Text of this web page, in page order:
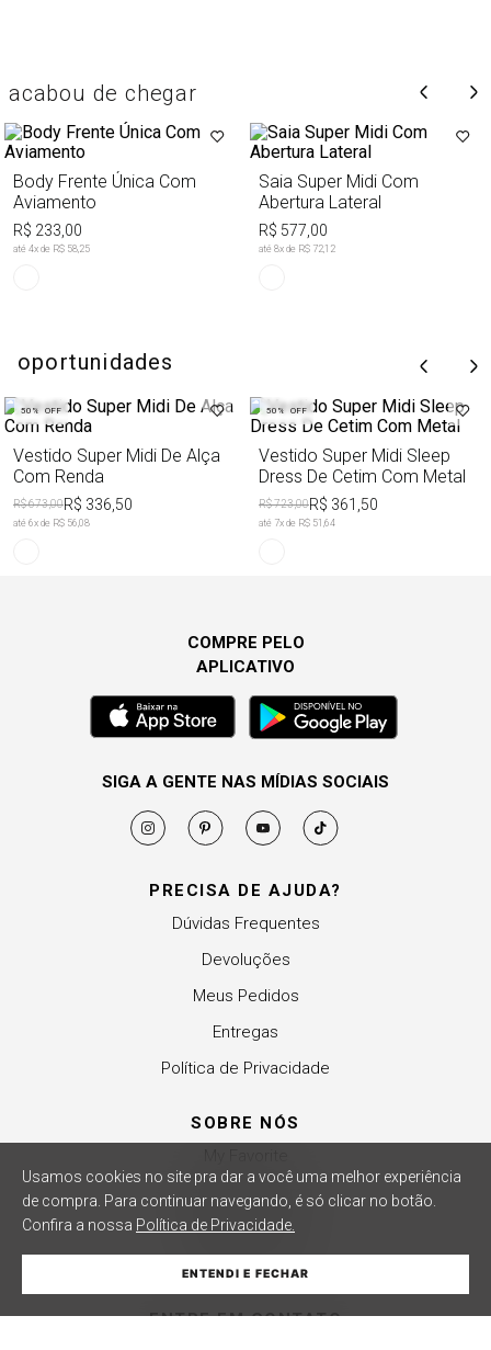
Usamos cookies no site pra dar a você uma melhor experiência
de compra. Para continuar navegando, é só clicar no botão.
Confira a nossa Política de Privacidade.
ENTENDI E FECHAR
ADICIONAR À SACOLA
acabou de chegar
Body Frente Única Com
Aviamento
R$ 233,00
até 4x de R$ 58,25
Saia Super Midi Com
Abertura Lateral
R$ 577,00
até 8x de R$ 72,12
oportunidades
50% OFF
Vestido Super Midi De Alça
Com Renda
R$ 673,00R$ 336,50
até 6x de R$ 56,08
50% OFF
Vestido Super Midi Sleep
Dress De Cetim Com Metal
R$ 723,00R$ 361,50
até 7x de R$ 51,64
PRECISA DE AJUDA?
Dúvidas Frequentes
Devoluções
Meus Pedidos
Entregas
Política de Privacidade
SOBRE NÓS
Revender a Marca
Trabalhe Conosco
Compre Local
ENTRE EM CONTATO
COMPRE PELO
APLICATIVO
SIGA A GENTE NAS MÍDIAS SOCIAIS